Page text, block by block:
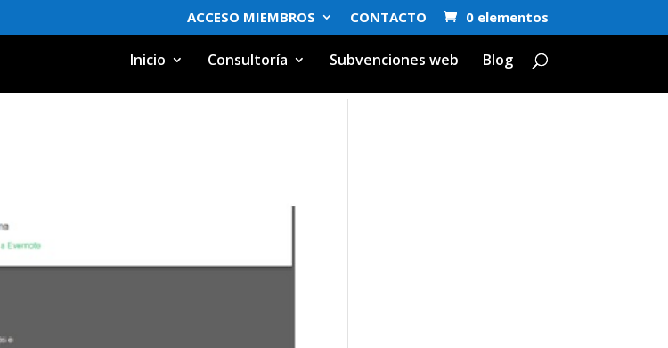
ACCESO MIEMBROS CONTACTO 0 elementos
Inicio Consultoría Subvenciones web Blog